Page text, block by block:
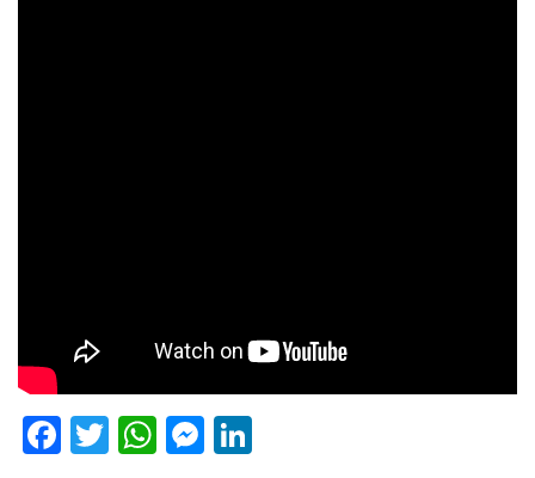
Facebook
Twitter
WhatsApp
Messenger